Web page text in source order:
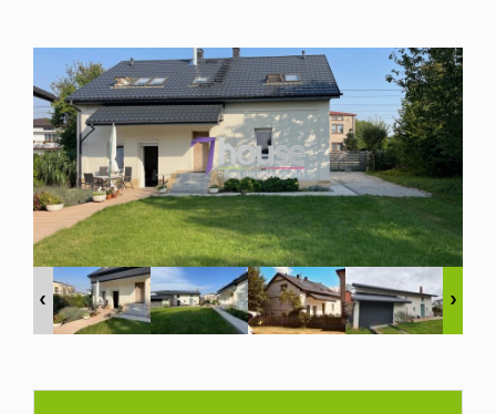
Oferty
Dzialki
Lokale
Hale
Obiekty